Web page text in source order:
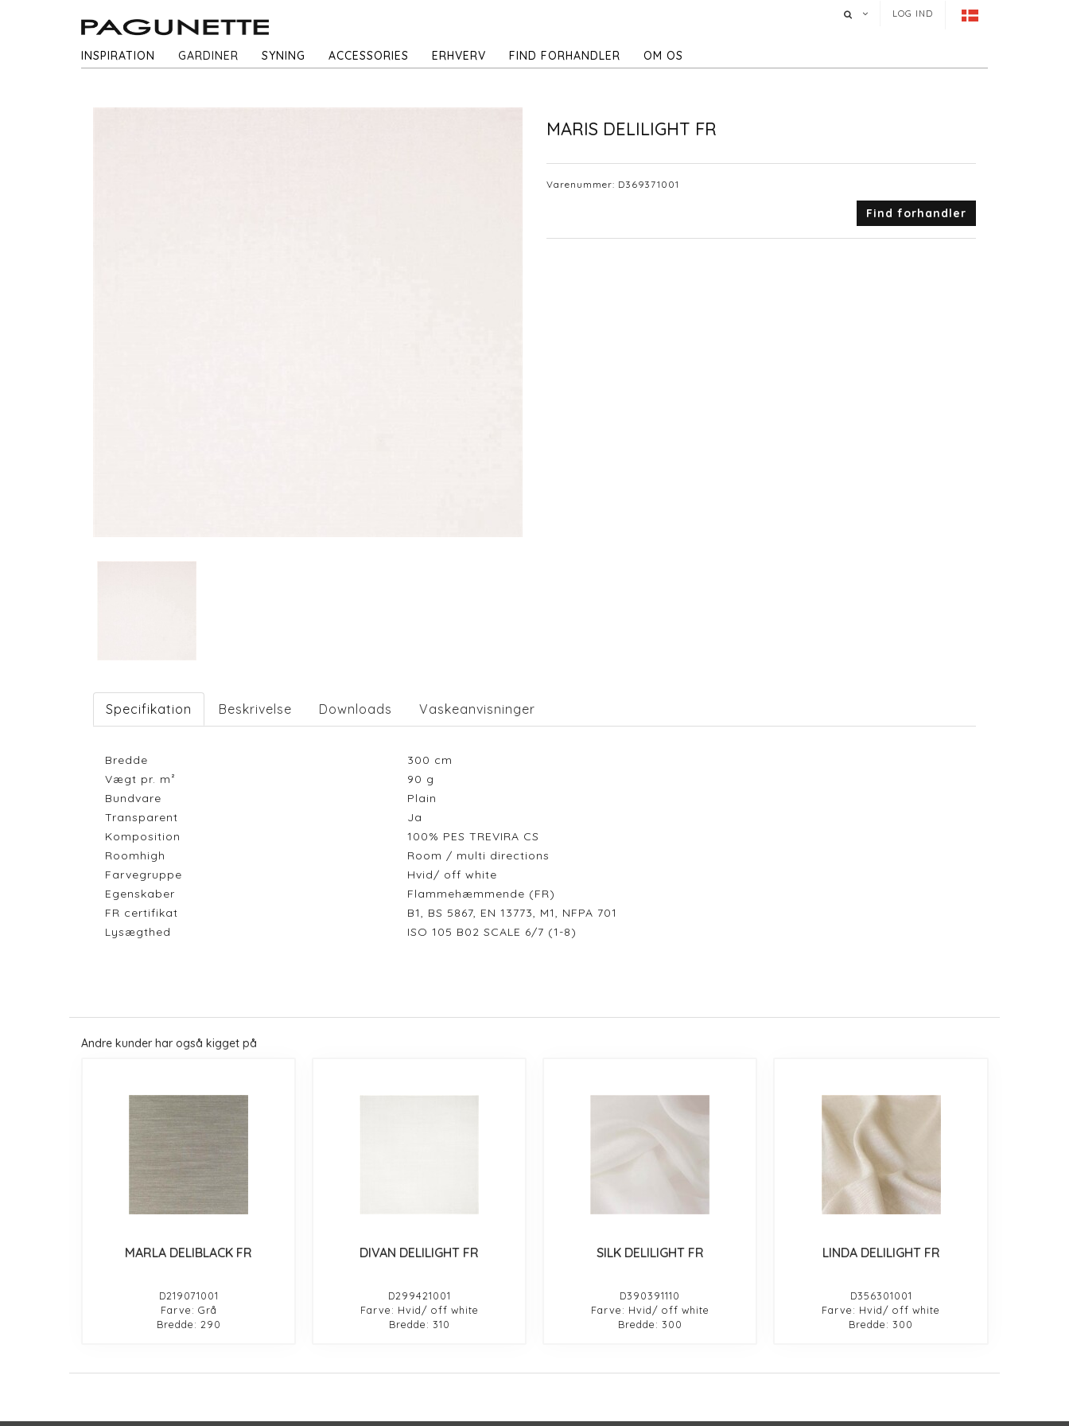
LOG IND
INSPIRATION GARDINER SYNING ACCESSORIES ERHVERV FIND FORHANDLER OM OS
MARIS DELILIGHT FR
Varenummer: D369371001
Find forhandler
Specifikation Beskrivelse Downloads Vaskeanvisninger
Bredde 300 cm
Vægt pr. m²
90 g
Bundvare
Plain
Transparent
Ja
Komposition
100% PES TREVIRA CS
Roomhigh
Room / multi directions
Farvegruppe
Hvid/ off white
Egenskaber
Flammehæmmende (FR)
FR certifikat
B1, BS 5867, EN 13773, M1, NFPA 701
Lysægthed
ISO 105 B02 SCALE 6/7 (1-8)
Andre kunder har også kigget på
MARLA DELIBLACK FR
D219071001
Farve: Grå
Bredde: 290
DIVAN DELILIGHT FR
D299421001
Farve: Hvid/ off white
Bredde: 310
SILK DELILIGHT FR
D390391110
Farve: Hvid/ off white
Bredde: 300
LINDA DELILIGHT FR
D356301001
Farve: Hvid/ off white
Bredde: 300